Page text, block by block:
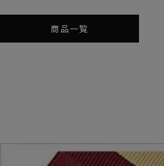
商品一覧